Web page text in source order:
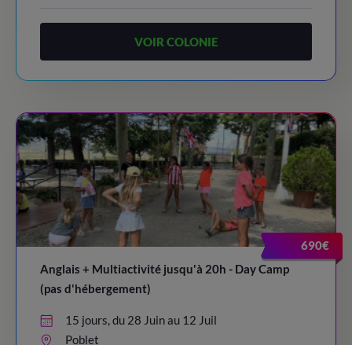
VOIR COLONIE
690€
Anglais + Multiactivité jusqu'à 20h - Day Camp
(pas d'hébergement)
15 jours, du 28 Juin au 12 Juil
Poblet